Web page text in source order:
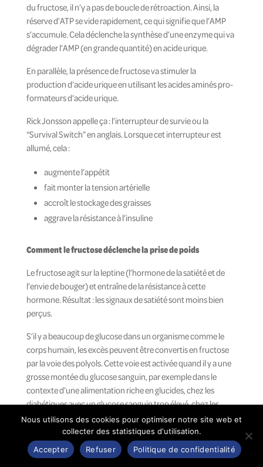
du fructose, il n’y a pas de boucle de rétroaction. Ainsi, la
réserve d’ATP se vide rapidement, ce qui signifie que l’AMP
s’accumule. Cela déclenche la synthèse d’une enzyme qui va
dégrader l’AMP (en grande quantité) en acide urique.
En parallèle, la présence de fructose va stimuler la
production d’acide urique en utilisant les acides aminés pro-
formateurs d’acide urique.
Rick Jonsson appelle ça : l’interrupteur de survie ou la
“Survival Switch” en anglais. Lorsque cet interrupteur est
allumé, cela :
augmente l’appétit
fait monter la tension artérielle
accroît le stockage des graisses
aggrave la résistance à l’insuline
Comment le fructose déclenche la prise de poids
Le fructose agit sur la leptine (l’hormone de la satiété et de
l’envie de bouger) et entraîne de la résistance à cette
hormone. Résultat : les signaux de satiété sont moins bien
perçus.
S’il y a beaucoup de glucose dans un organisme comme le
corps humain, les excès peuvent être convertis en fructose
par la voie des polyols. Cette voie est activée quand il y a une
grosse montée du glucose sanguin, par exemple dans le
contexte d’une alimentation riche en glucides, chez les
diabétiques avec un glucose sanguin trop élevé, chez les
personnes qui consomment des aliments avec un indice
glycémique élevé, etc. C’est pourquoi même chez les
personnes qui ne mangent AUCUN fructose, il est possible
d’en retrouver dans le sang et dans l’urine.
Nous utilisons des cookies pour optimiser notre site web et
collecter des statistiques d'utilisation.
Accepter
Refuser Politique de confidentialité